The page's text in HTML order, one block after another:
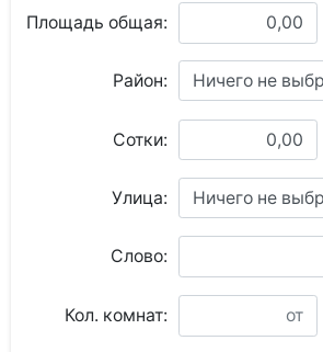
Площадь общая:
Район: Ничего не
Сотки:
Улица: Ничего не
Слово:
Кол. комнат: